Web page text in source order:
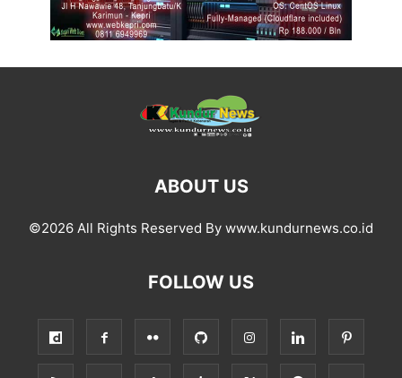
ABOUT US
©2026 All Rights Reserved By www.kundurnews.co.id
FOLLOW US